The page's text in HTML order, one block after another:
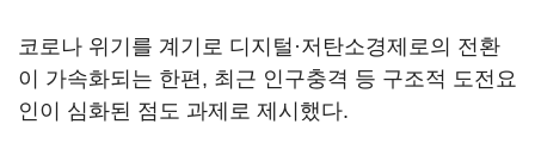
코로나 위기를 계기로 디지털·저탄소경제로의 전환
이 가속화되는 한편, 최근 인구충격 등 구조적 도전요
인이 심화된 점도 과제로 제시했다.